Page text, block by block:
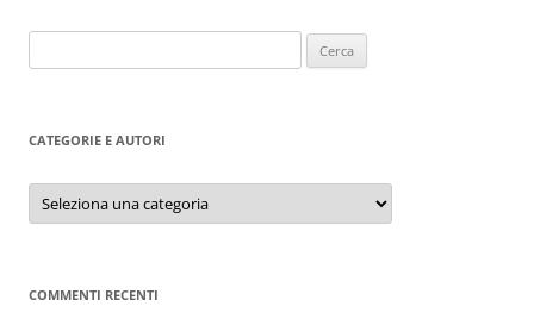
per:
CATEGORIE E AUTORI
Categorie
autori
COMMENTI RECENTI